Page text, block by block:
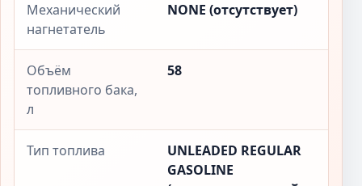
Механический
нагнетатель
NONE (отсутствует)
Объём
топливного бака,
л
58
Тип топлива
UNLEADED REGULAR
GASOLINE